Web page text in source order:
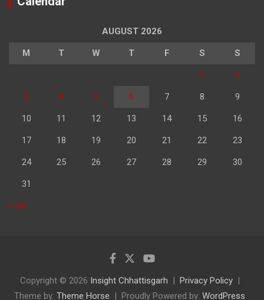
AUGUST 2026
M T W T F S S
1 2
3 4 5 6 7 8 9
10 11 12 13 14 15 16
17 18 19 20 21 22 23
24 25 26 27 28 29 30
31
« Jul
Copyright © 2026 Insight Chhattisgarh
Privacy Policy
Theme by: Theme Horse Proudly Powered by: WordPress